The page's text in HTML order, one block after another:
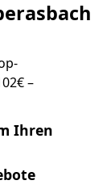
–
Ihren